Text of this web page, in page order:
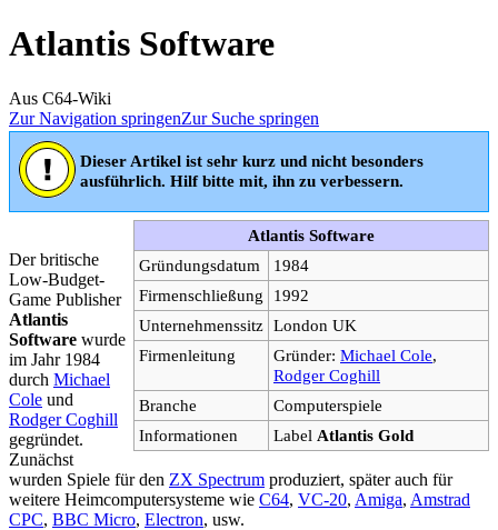
Atlantis Software
Aus C64-Wiki
Zur Navigation springenZur Suche springen
Dieser Artikel ist sehr kurz und nicht besonders
ausführlich. Hilf bitte mit, ihn zu verbessern.
Atlantis Software
Gründungsdatum
1984
Firmenschließung
1992
Unternehmenssitz London UK
Firmenleitung
Gründer: Michael Cole,
Rodger Coghill
Branche
Computerspiele
Informationen
Label Atlantis Gold
Der britische
Low-Budget-
Game Publisher
Atlantis
Software wurde
im Jahr 1984
durch Michael
Cole und
Rodger Coghill
gegründet.
Zunächst
wurden Spiele für den ZX Spectrum produziert, später auch für
weitere Heimcomputersysteme wie C64, VC-20, Amiga, Amstrad
CPC, BBC Micro, Electron, usw.